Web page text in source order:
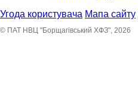
Угода користувача Мапа сайту
© ПАТ НВЦ "Борщагівський ХФЗ", 2026